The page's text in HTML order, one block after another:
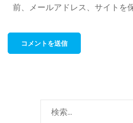
前、メールアドレス、サイトを
検